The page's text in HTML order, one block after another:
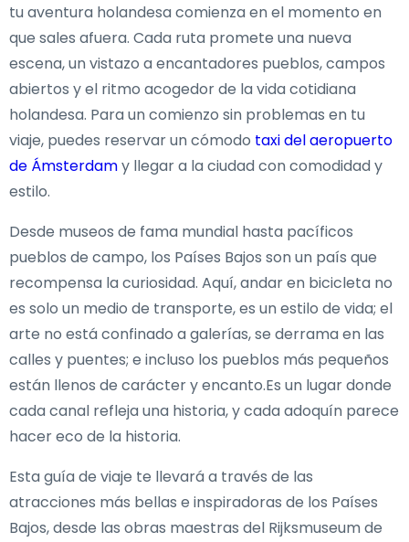
tu aventura holandesa comienza en el momento en
que sales afuera. Cada ruta promete una nueva
escena, un vistazo a encantadores pueblos, campos
abiertos y el ritmo acogedor de la vida cotidiana
holandesa. Para un comienzo sin problemas en tu
viaje, puedes reservar un cómodo taxi del aeropuerto
de Ámsterdamy llegar a la ciudad con comodidad y
estilo.
Desde museos de fama mundial hasta pacíficos
pueblos de campo, los Países Bajos son un país que
recompensa la curiosidad. Aquí, andar en bicicleta no
es solo un medio de transporte, es un estilo de vida; el
arte no está confinado a galerías, se derrama en las
calles y puentes; e incluso los pueblos más pequeños
están llenos de carácter y encanto.Es un lugar donde
cada canal refleja una historia, y cada adoquín parece
hacer eco de la historia.
Esta guía de viaje te llevará a través de las
atracciones más bellas e inspiradoras de los Países
Bajos, desde las obras maestras del Rijksmuseum de